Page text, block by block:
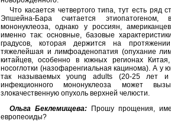
Что касается четвертого типа, тут есть ряд
Эпшейна-Бара считается этиопатогеном,
мононуклеоза, однако у россиян,
именно так: основные, базовые
градусов, которая держится на
тяжелейшая и лимфоаденопатия (опухание
китайцев, особенно в южных регионах
носоглотки (назофаренгиальная кацинома). А у
так называемых young adults (20-25 лет
инфекционного мононуклеоза может
злокачественную опухоль верхней челюсти.
Ольга Беклемищева: Прошу прощения,
европеоиды?